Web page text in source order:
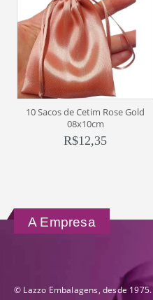
10 Sacos de Cetim Rose Gold
08x10cm
R$12,35
A Empresa
© Lazzo Embalagens, desde